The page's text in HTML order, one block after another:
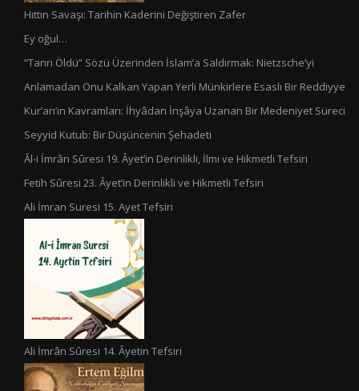
Hıttın Savaşı: Tarihin Kaderini Değiştiren Zafer
Ey oğul…
“Tanrı Öldü” Sözü Üzerinden İslam’a Saldırmak: Nietzsche’yi
Anlamadan Onu Kalkan Yapan Yerli Münkirlere Esaslı Bir Reddiyye
Kur’an’ın Kavramları: İhyâdan İnşâya Uzanan Bir Medeniyet Süreci
Seyyid Kutub: Bir Düşüncenin Şehadeti
Âl-i İmrân Sûresi 19. Âyet’in Derinlikli, İlmi ve Hikmetli Tefsiri
Fetih Sûresi 23. Âyet’in Derinlikli ve Hikmetli Tefsiri
Ali İmran Suresi 15. Ayet Tefsiri
Ali İmrân Sûresi 14. Âyetin Tefsiri